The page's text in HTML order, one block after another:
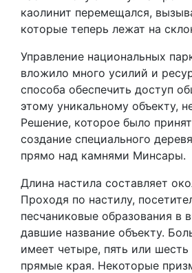
каолинит перемещался,
которые теперь лежат на
Управление национальных
вложило много усилий и
способа обеспечить доступ
этому уникальному объекту,
Решение, которое было
создание специального
прямо над камнями Минсары.
Длина настила составляет
Проходя по настилу,
песчаниковые образования в
давшие название объекту.
имеет четыре, пять или шесть
прямые края. Некоторые